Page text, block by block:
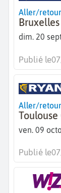
Aller/retour
dim. 20
Publié le
Aller/retour
Toulouse
ven. 09
Publié le